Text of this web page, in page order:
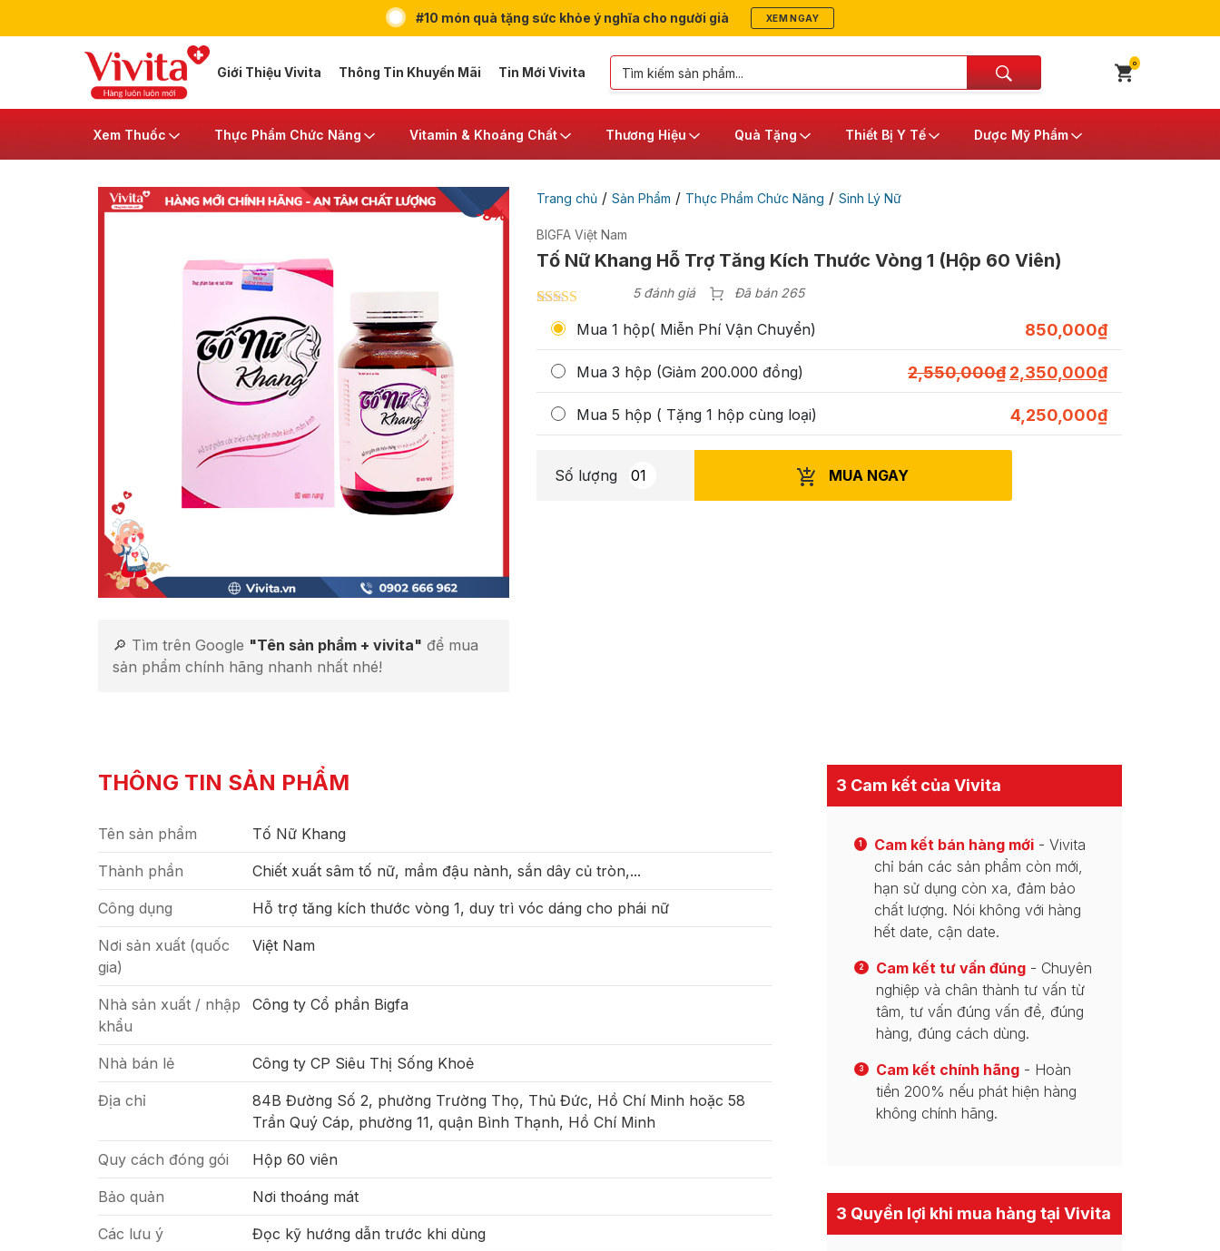
#10 món quà tặng sức khỏe ý nghĩa cho người già XEM NGAY
Giới Thiệu Vivita Thông Tin Khuyến Mãi Tin Mới Vivita
0
Xem Thuốc Thực Phẩm Chức Năng Vitamin & Khoáng Chất Thương Hiệu Quà Tặng Thiết Bị Y Tế Dược Mỹ Phẩm
-8%
🔎 Tìm trên Google "Tên sản phẩm + vivita" để mua
sản phẩm chính hãng nhanh nhất nhé!
Trang chủ/ Sản Phẩm / Thực Phẩm Chức Năng / Sinh Lý Nữ
BIGFA Việt Nam
Tố Nữ Khang Hỗ Trợ Tăng Kích Thước Vòng 1 (Hộp 60 Viên)
4.80
dựa trên
đánh giá
5 đánh giá Đã bán 265
Mua 1 hộp( Miễn Phí Vận Chuyển) 850,000₫
Mua 3 hộp (Giảm 200.000 đồng) 2,550,000₫ Giá
gốc
là:
2,350,000₫Giá
hiện
tại
Mua 5 hộp ( Tặng 1 hộp cùng loại) 4,250,000₫
Số lượng MUA NGAY
THÔNG TIN SẢN PHẨM
Tên sản phẩm Tố Nữ Khang
Thành phần Chiết xuất sâm tố nữ, mầm đậu nành, sắn dây củ tròn,...
Công dụng Hỗ trợ tăng kích thước vòng 1, duy trì vóc dáng cho phái nữ
Nơi sản xuất (quốc
gia)
Việt Nam
Nhà sản xuất / nhập
khẩu
Công ty Cổ phần Bigfa
Nhà bán lẻ Công ty CP Siêu Thị Sống Khoẻ
Địa chỉ
84B Đường Số 2, phường Trường Thọ, Thủ Đức, Hồ Chí Minh hoặc 58
Trần Quý Cáp, phường 11, quận Bình Thạnh, Hồ Chí Minh
Quy cách đóng gói Hộp 60 viên
Bảo quản Nơi thoáng mát
Các lưu ý Đọc kỹ hướng dẫn trước khi dùng
3 Cam kết của Vivita
1 Cam kết bán hàng mới - Vivita
chỉ bán các sản phẩm còn mới,
hạn sử dụng còn xa, đảm bảo
chất lượng. Nói không với hàng
hết date, cận date.
2 Cam kết tư vấn đúng - Chuyên
nghiệp và chân thành tư vấn từ
tâm, tư vấn đúng vấn đề, đúng
hàng, đúng cách dùng.
3 Cam kết chính hãng - Hoàn
tiền 200% nếu phát hiện hàng
không chính hãng.
3 Quyền lợi khi mua hàng tại Vivita